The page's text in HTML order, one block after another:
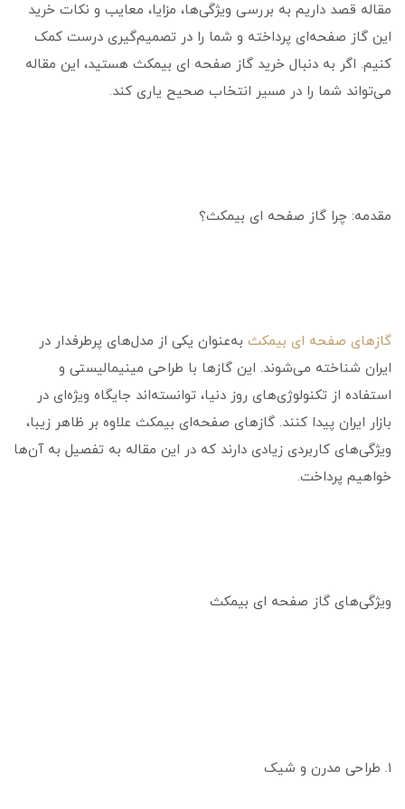
مقاله قصد داریم به بررسی ویژگی‌ها، مزایا، معایب و نکات خرید
این گاز صفحه‌ای پرداخته و شما را در تصمیم‌گیری درست کمک
کنیم. اگر به دنبال خرید گاز صفحه ای بیمکث هستید، این مقاله
می‌تواند شما را در مسیر انتخاب صحیح یاری کند.
مقدمه: چرا گاز صفحه ای بیمکث؟
گازهای صفحه ای بیمکث به‌عنوان یکی از مدل‌های پرطرفدار در
ایران شناخته می‌شوند. این گازها با طراحی مینیمالیستی و
استفاده از تکنولوژی‌های روز دنیا، توانسته‌اند جایگاه ویژه‌ای در
بازار ایران پیدا کنند. گازهای صفحه‌ای بیمکث علاوه بر ظاهر زیبا،
ویژگی‌های کاربردی زیادی دارند که در این مقاله به تفصیل به آن‌ها
خواهیم پرداخت.
ویژگی‌های گاز صفحه ای بیمکث
1. طراحی مدرن و شیک